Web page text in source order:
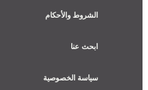
الشروط والأحكام
ابحث عنا
سياسة الخصوصية